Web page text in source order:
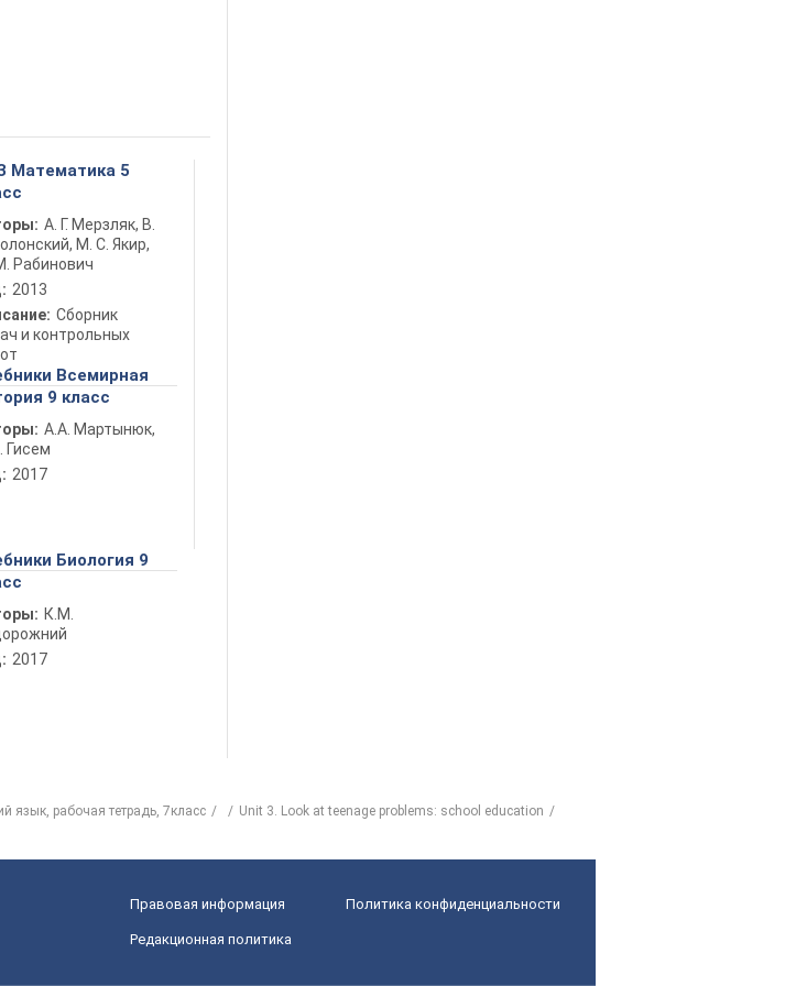
Математика 5
А. Г. Мерзляк, В.
М. С. Якир,
Рабинович
2013
Сборник
и контрольных
Всемирная
9 класс
А.А. Мартынюк,
Гисем
2017
Биология 9
К.М.
2017
язык, рабочая тетрадь, 7класс
Unit 3. Look at teenage problems: school education
Правовая информация Политика конфиденциальности
Редакционная политика